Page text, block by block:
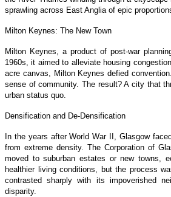
sprawling across East Anglia of epic
Milton Keynes: The New Town
Milton Keynes, a product of post-war
1960s, it aimed to alleviate housing
acre canvas, Milton Keynes defied
sense of community. The result? A city that
urban status quo.
Densification and De-Densification
In the years after World War II, Glasgow
from extreme density. The Corporation of
moved to suburban estates or new towns,
healthier living conditions, but the process
contrasted sharply with its impoverished
disparity.